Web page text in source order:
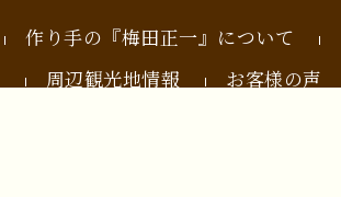
作り手の『梅田正一』について
周辺観光地情報 お客様の声